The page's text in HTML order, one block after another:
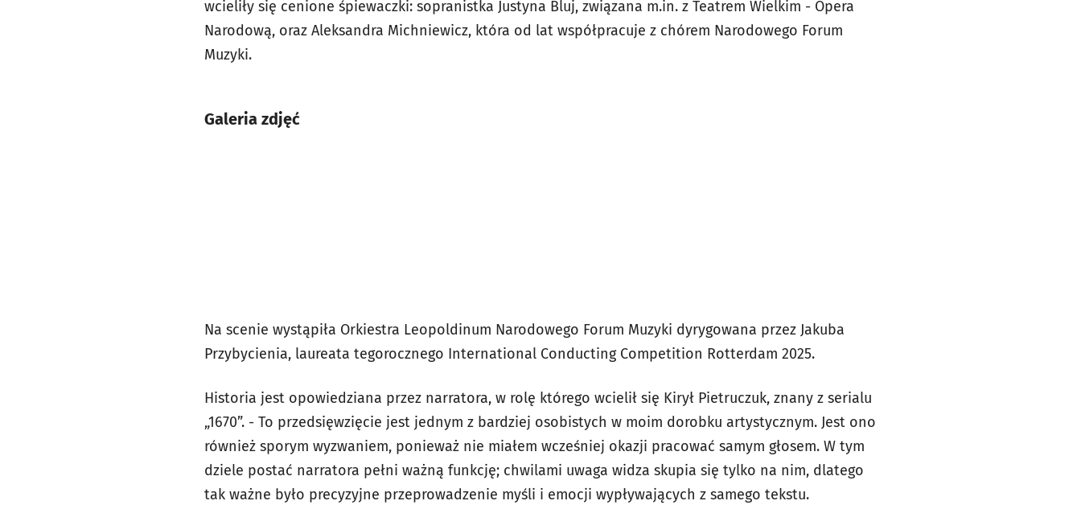
wcieliły się cenione śpiewaczki: sopranistka Justyna Bluj, związana m.in. z Teatrem Wielkim - Opera
Narodową, oraz Aleksandra Michniewicz, która od lat współpracuje z chórem Narodowego Forum
Muzyki.
Galeria zdjęć
Na scenie wystąpiła Orkiestra Leopoldinum Narodowego Forum Muzyki dyrygowana przez Jakuba
Przybycienia, laureata tegorocznego International Conducting Competition Rotterdam 2025.
Historia jest opowiedziana przez narratora, w rolę którego wcielił się Kirył Pietruczuk, znany z serialu
„1670”. - To przedsięwzięcie jest jednym z bardziej osobistych w moim dorobku artystycznym. Jest ono
również sporym wyzwaniem, ponieważ nie miałem wcześniej okazji pracować samym głosem. W tym
dziele postać narratora pełni ważną funkcję; chwilami uwaga widza skupia się tylko na nim, dlatego
tak ważne było precyzyjne przeprowadzenie myśli i emocji wypływających z samego tekstu.